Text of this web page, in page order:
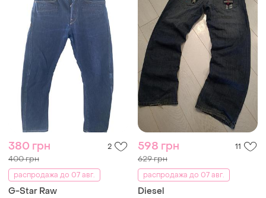
380 грн 2
400 грн
распродажа до 07 авг.
G-Star Raw
598 грн 11
629 грн
распродажа до 07 авг.
Diesel